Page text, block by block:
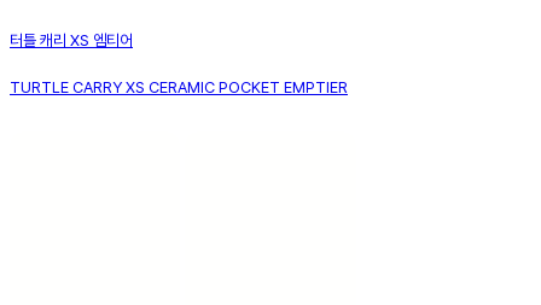
터틀 캐리 XS 엠티어
TURTLE CARRY XS CERAMIC POCKET EMPTIER